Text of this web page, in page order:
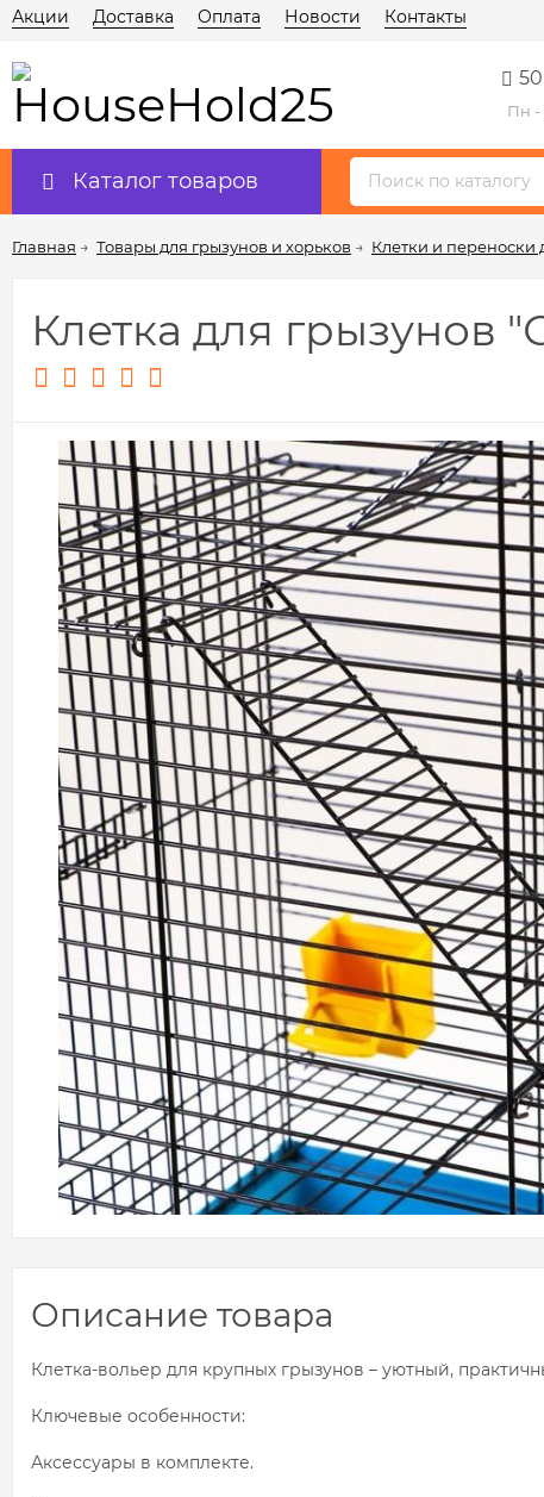
Акции Доставка Оплата Новости Контакты
Пн -
Каталог товаров
Главная → Товары для грызунов и хорьков → Клетки и переноски
Клетка для грызунов
Описание товара
Клетка-вольер для крупных грызунов – уютный,
Ключевые особенности:
Аксессуары в комплекте.